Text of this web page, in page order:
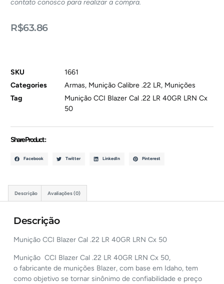
contato conosco para realizar a compra.
R$63.86
SKU
1661
Categories
Armas, Munição Calibre .22 LR, Munições
Tag
Munição CCI Blazer Cal .22 LR 40GR LRN Cx
50
Share Product :
Facebook Twitter LinkedIn Pinterest
Descrição Avaliações (0)
Descrição
Munição CCI Blazer Cal .22 LR 40GR LRN Cx 50
Munição CCI Blazer Cal .22 LR 40GR LRN Cx 50,
o fabricante de munições Blazer, com base em Idaho, tem
como objetivo se tornar sinônimo de confiabilidade e preço